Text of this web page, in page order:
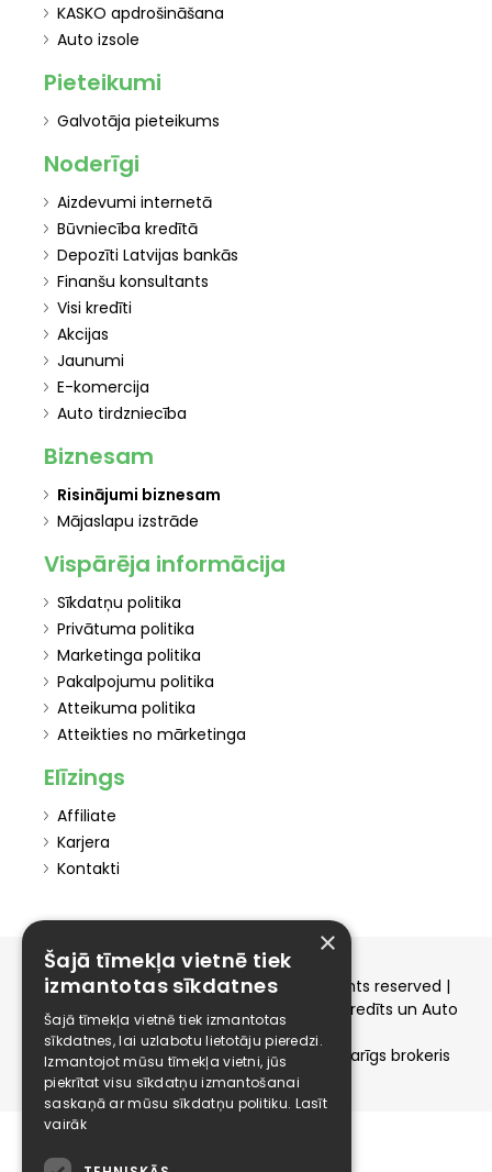
KASKO apdrošināšana
Auto izsole
Pieteikumi
Galvotāja pieteikums
Noderīgi
Aizdevumi internetā
Būvniecība kredītā
Depozīti Latvijas bankās
Finanšu konsultants
Visi kredīti
Akcijas
Jaunumi
E-komercija
Auto tirdzniecība
Biznesam
Risinājumi biznesam
Mājaslapu izstrāde
Vispārēja informācija
Sīkdatņu politika
Privātuma politika
Marketinga politika
Pakalpojumu politika
Atteikuma politika
Atteikties no mārketinga
Elīzings
Affiliate
Karjera
Kontakti
Copyright © 2015-2026 elizings.lv | All rights reserved |
elizings - Kredītu salīdzināšana, Patēriņa kredīts un Auto
līzings
SIA ELIZINGS.LV - pilnvaru apjoms - neatkarīgs brokeris
×
Šajā tīmekļa vietnē tiek
izmantotas sīkdatnes
Šajā tīmekļa vietnē tiek izmantotas
sīkdatnes, lai uzlabotu lietotāju pieredzi.
Izmantojot mūsu tīmekļa vietni, jūs
piekrītat visu sīkdatņu izmantošanai
saskaņā ar mūsu sīkdatņu politiku. Lasīt
vairāk